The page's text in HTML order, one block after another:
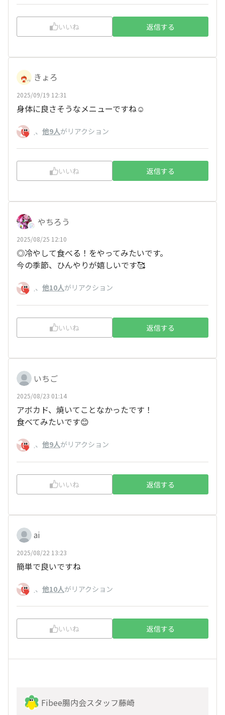
いいね 返信する
きょろ
2025/09/19 12:31
身体に良さそうなメニューですね☺️
.、 他9人がリアクション
いいね 返信する
やちろう
2025/08/25 12:10
◎冷やして食べる！をやってみたいです。
今の季節、ひんやりが嬉しいです🥰
.、 他10人がリアクション
いいね 返信する
いちご
2025/08/23 01:14
アボカド、焼いてことなかったです！
食べてみたいです😊
.、 他9人がリアクション
いいね 返信する
ai
2025/08/22 13:23
簡単で良いですね
.、 他10人がリアクション
いいね 返信する
Fibee腸内会スタッフ藤崎